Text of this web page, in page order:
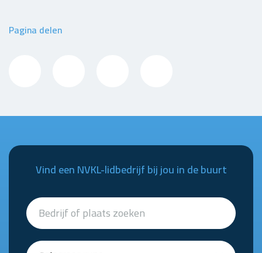
Pagina delen
Vind een NVKL-lidbedrijf bij jou in de buurt